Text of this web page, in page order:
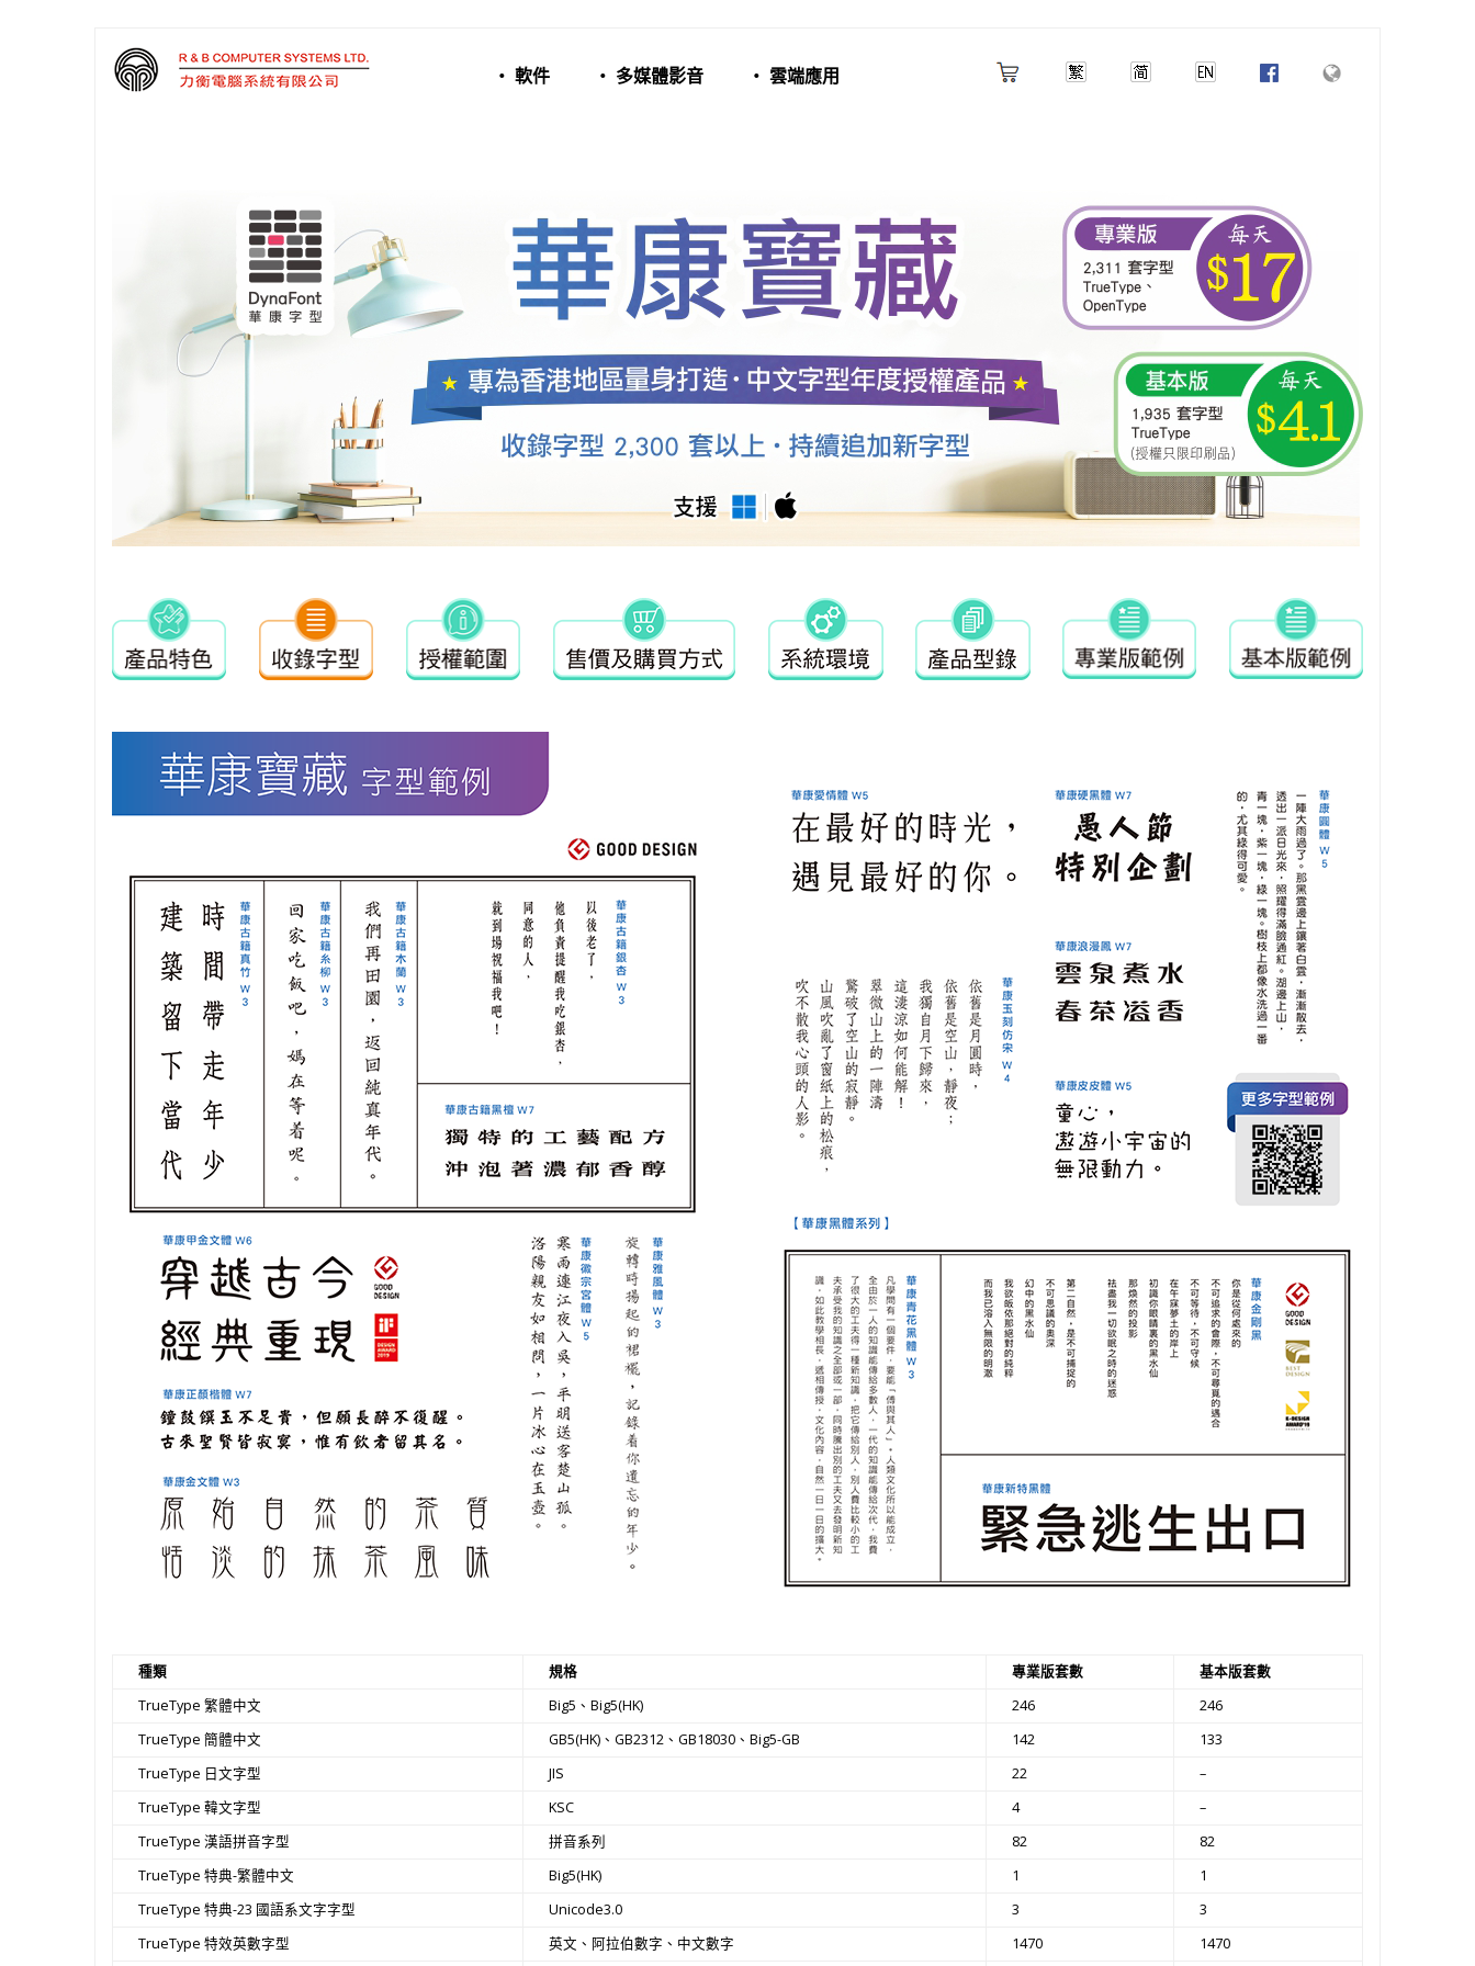
‧ 軟件 ‧ 多媒體影音 ‧ 雲端應用
種類 規格 專業版套數
基本版套數
TrueType 繁體中文
Big5、Big5(HK) 246
246
TrueType 簡體中文
GB5(HK)、GB2312、GB18030、Big5-GB 142
133
TrueType 日文字型
JIS 22
–
TrueType 韓文字型
KSC 4
–
TrueType 漢語拼音字型
拼音系列 82
82
TrueType 特典-繁體中文
Big5(HK) 1
1
TrueType 特典-23 國語系文字字型
Unicode3.0 3
3
TrueType 特效英數字型
英文、阿拉伯數字、中文數字 1470 1470